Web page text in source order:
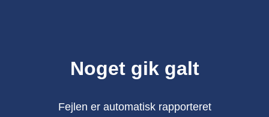
Noget gik galt
Fejlen er automatisk rapporteret